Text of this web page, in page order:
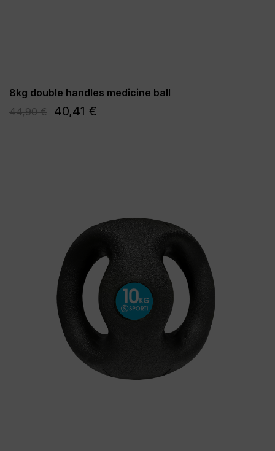
8kg double handles medicine ball
44,90 € 40,41 €